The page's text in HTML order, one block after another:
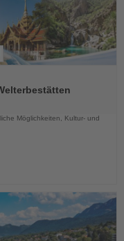
Möglichkeiten, Kultur- und